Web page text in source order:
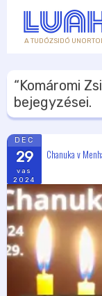
A TUDÓZSIDÓ
“Komáromi
bejegyzései.
DEC
29
vas
2024
Chanuka v